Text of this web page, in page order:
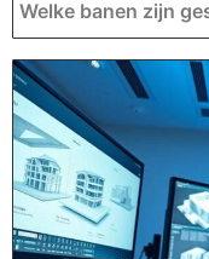
Welke banen zijn